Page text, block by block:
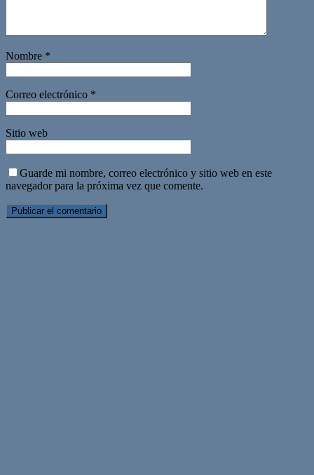
Nombre *
Correo electrónico *
Sitio web
Guarde mi nombre, correo electrónico y sitio web en este
navegador para la próxima vez que comente.